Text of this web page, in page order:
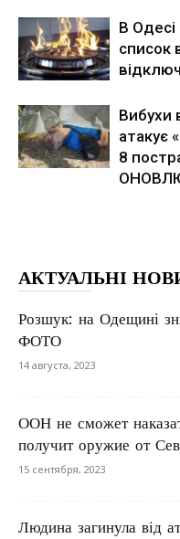
В
список
Вибухи
атакує
8
АКТУАЛЬНІ
Розшук: на Одещині
ФОТО
14 августа, 2023
ООН не сможет
получит оружие от
15 сентября, 2023
Людина загинула від